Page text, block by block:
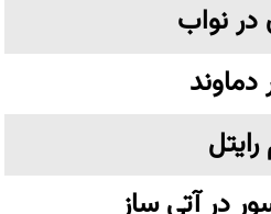
نواب
در آتی ساز